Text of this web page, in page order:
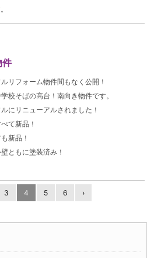
件
リフォーム物件間もなく公開！
校そばの高台！南向き物件です。
にリニューアルされました！
て新品！
新品！
ともに塗装済み！
3 4 5 6 ›